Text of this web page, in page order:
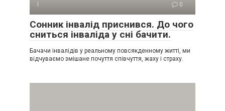
І 0
Сонник інвалід приснився. До чого
сниться інваліда у сні бачити.
Бачачи інвалідів у реальному повсякденному житті, ми
відчуваємо змішане почуття співчуття, жаху і страху.